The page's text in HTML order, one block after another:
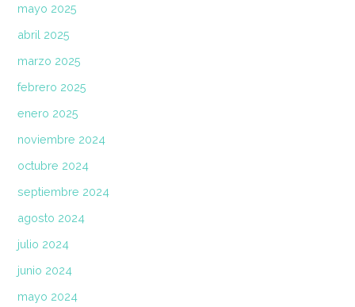
mayo 2025
abril 2025
marzo 2025
febrero 2025
enero 2025
noviembre 2024
octubre 2024
septiembre 2024
agosto 2024
julio 2024
junio 2024
mayo 2024